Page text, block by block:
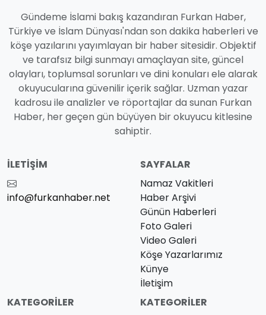
Gündeme İslami bakış kazandıran Furkan Haber,
Türkiye ve İslam Dünyası'ndan son dakika haberleri ve
köşe yazılarını yayımlayan bir haber sitesidir. Objektif
ve tarafsız bilgi sunmayı amaçlayan site, güncel
olayları, toplumsal sorunları ve dini konuları ele alarak
okuyucularına güvenilir içerik sağlar. Uzman yazar
kadrosu ile analizler ve röportajlar da sunan Furkan
Haber, her geçen gün büyüyen bir okuyucu kitlesine
sahiptir.
İLETIŞIM
info@furkanhaber.net
SAYFALAR
Namaz Vakitleri
Haber Arşivi
Günün Haberleri
Foto Galeri
Video Galeri
Köşe Yazarlarımız
Künye
İletişim
KATEGORILER
KATEGORILER